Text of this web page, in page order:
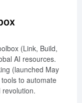
(Link, Build,
AI resources.
(launched May
to automate